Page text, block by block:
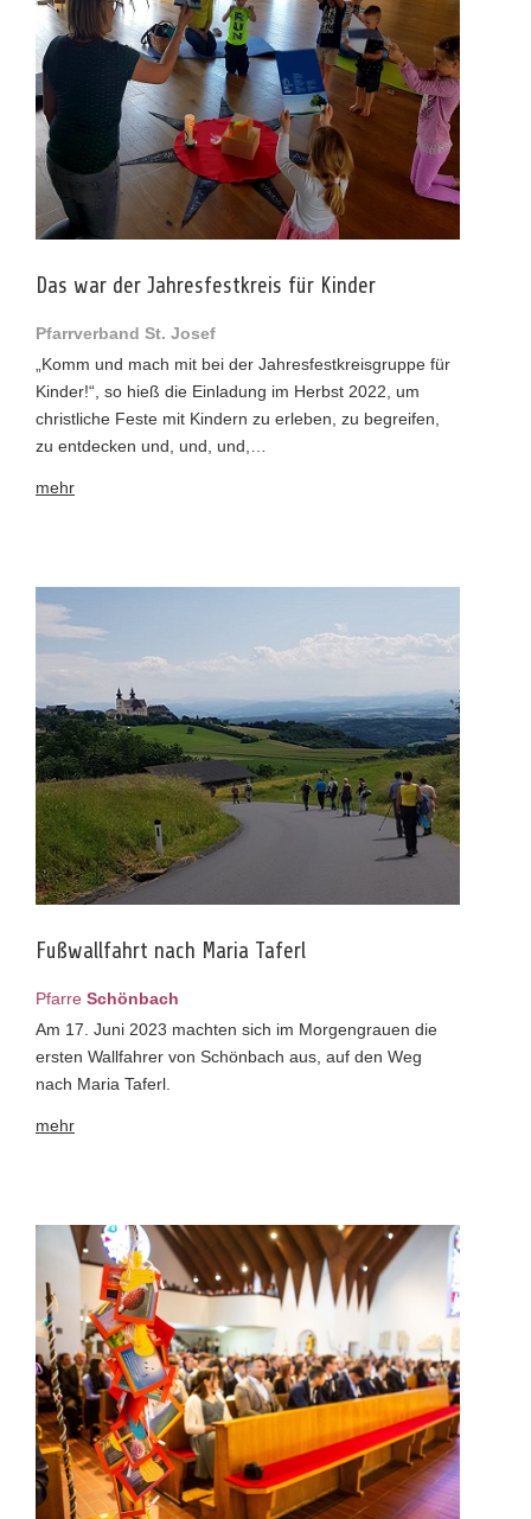
Das war der Jahresfestkreis für Kinder
Pfarrverband St. Josef
„Komm und mach mit bei der Jahresfestkreisgruppe für
Kinder!“, so hieß die Einladung im Herbst 2022, um
christliche Feste mit Kindern zu erleben, zu begreifen,
zu entdecken und, und, und,…
mehr
Fußwallfahrt nach Maria Taferl
Pfarre Schönbach
Am 17. Juni 2023 machten sich im Morgengrauen die
ersten Wallfahrer von Schönbach aus, auf den Weg
nach Maria Taferl.
mehr